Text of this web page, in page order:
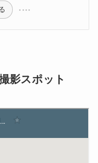
影スポット